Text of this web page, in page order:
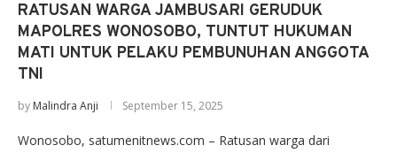
RATUSAN WARGA JAMBUSARI GERUDUK
MAPOLRES WONOSOBO, TUNTUT HUKUMAN
MATI UNTUK PELAKU PEMBUNUHAN ANGGOTA
TNI
by Malindra Anji September 15, 2025
Wonosobo, satumenitnews.com – Ratusan warga dari